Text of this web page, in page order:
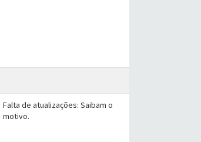
Falta de atualizações: Saibam o
motivo.